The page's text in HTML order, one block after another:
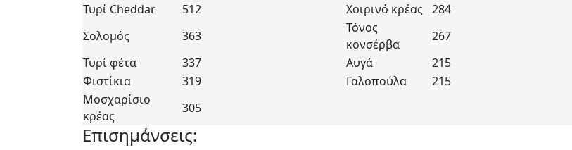
Τυρί Cheddar
512 Χοιρινό κρέας 284
Σολομός
363
Τόνος
κονσέρβα
267
Τυρί φέτα
337 Αυγά
215
Φιστίκια
319 Γαλοπούλα
215
Μοσχαρίσιο
κρέας
305
Επισημάνσεις: